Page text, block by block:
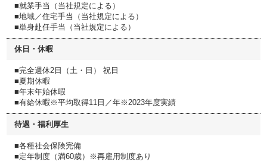
■就業手当（当社規定による）
■地域／住宅手当（当社規定による）
■単身赴任手当（当社規定による）
休日・休暇
■完全週休2日（土・日） 祝日
■夏期休暇
■年末年始休暇
■有給休暇※平均取得11日／年※2023年度実績
待遇・福利厚生
■各種社会保険完備
■定年制度（満60歳）※再雇用制度あり